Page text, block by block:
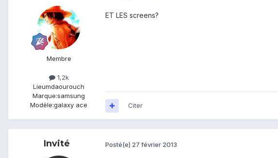
Membre
1,2k
Lieumdaourouch
Marque:samsung
Modèle:galaxy ace
ET LES screens?
Citer
Invité Posté(e) 27 février 2013